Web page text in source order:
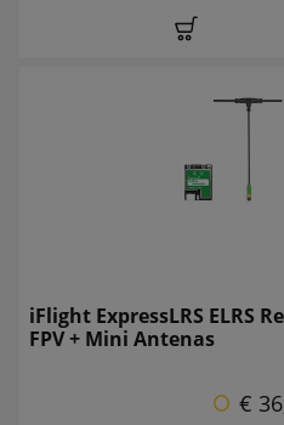
iFlight ExpressLRS ELRS
FPV + Mini Antenas
€